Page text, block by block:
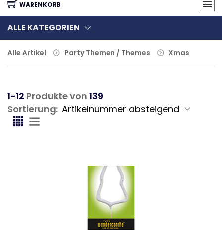
WARENKORB
ALLE KATEGORIEN
Alle Artikel Party Themen / Themes Xmas
1-12 Produkte von 139
Sortierung: